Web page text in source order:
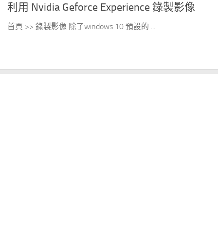
利用 Nvidia Geforce Experience 錄製影像
首頁 >> 錄製影像 除了windows 10 預設的 ...